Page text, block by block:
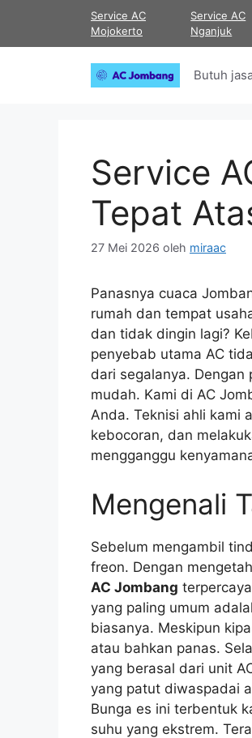
isi
Service AC
Mojokerto
Service AC
Nganjuk
Butuh
Service
Tepat
27 Mei 2026 oleh miraac
Panasnya cuaca
rumah dan tempat
dan tidak dingin lagi?
penyebab utama AC
dari segalanya.
mudah. Kami di AC
Anda. Teknisi ahli kami
kebocoran, dan
mengganggu
Mengenali
Sebelum mengambil
freon. Dengan
AC Jombang
yang paling umum
biasanya. Meskipun
atau bahkan panas.
yang berasal dari unit
yang patut diwaspadai
Bunga es ini terbentuk
suhu yang ekstrem.